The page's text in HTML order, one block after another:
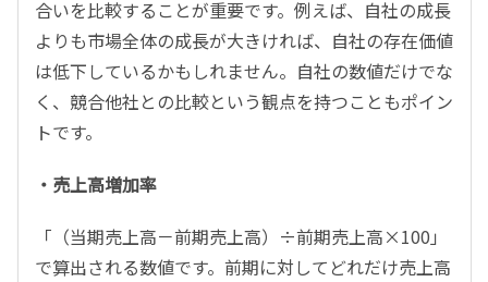
合いを比較することが重要です。例えば、自社の成長
よりも市場全体の成長が大きければ、自社の存在価値
は低下しているかもしれません。自社の数値だけでな
く、競合他社との比較という観点を持つこともポイン
トです。
・売上高増加率
「（当期売上高－前期売上高）÷前期売上高×100」
で算出される数値です。前期に対してどれだけ売上高